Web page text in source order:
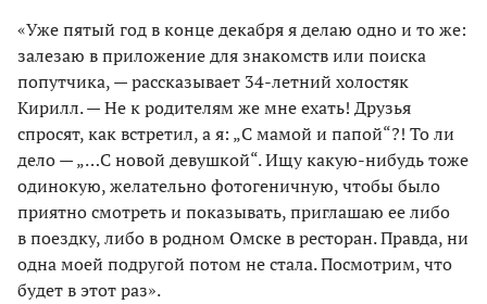
«Уже пятый год в конце декабря я делаю одно и то же:
залезаю в приложение для знакомств или поиска
попутчика, — рассказывает 34-летний холостяк
Кирилл. — Не к родителям же мне ехать! Друзья
спросят, как встретил, а я: „С мамой и папой“?! То ли
дело — „…С новой девушкой“. Ищу какую-нибудь тоже
одинокую, желательно фотогеничную, чтобы было
приятно смотреть и показывать, приглашаю ее либо
в поездку, либо в родном Омске в ресторан. Правда, ни
одна моей подругой потом не стала. Посмотрим, что
будет в этот раз».